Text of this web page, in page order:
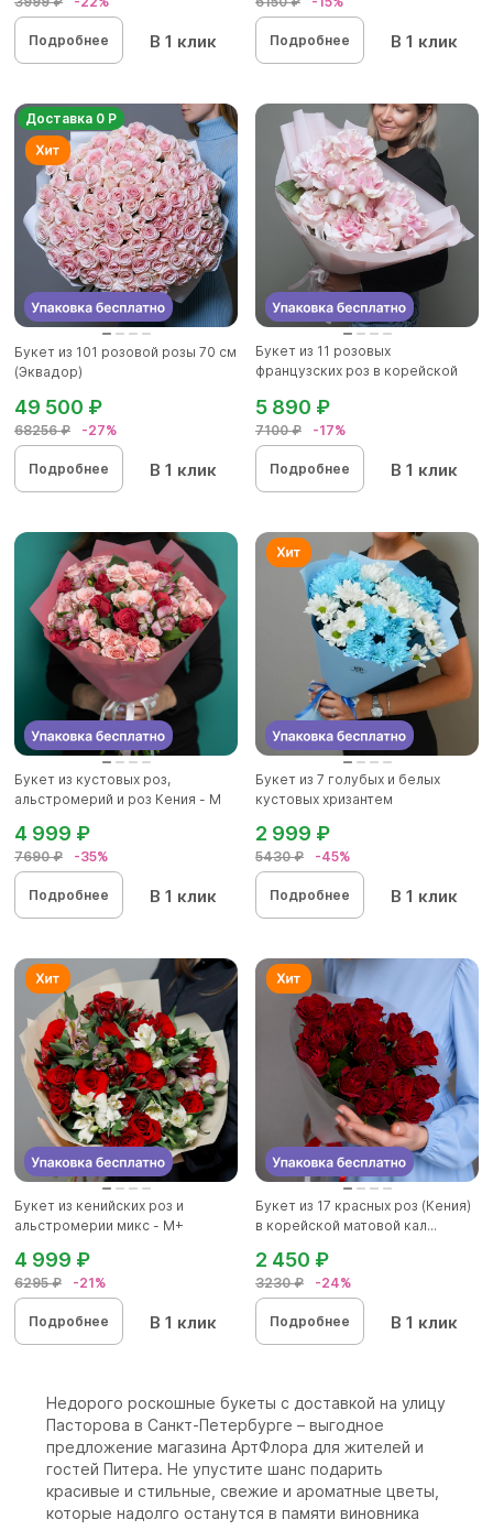
Подробнее В 1 клик Подробнее В 1 клик
Доставка 0 Р
Букет из 101 розовой розы 70 см
(Эквадор)
68256 ₽ -27%
49 500 ₽
Подробнее В 1 клик
Букет из 11 розовых
французских роз в корейской
7100 ₽ -17%
5 890 ₽
Подробнее В 1 клик
Букет из кустовых роз,
альстромерий и роз Кения - M
7690 ₽ -35%
4 999 ₽
Подробнее В 1 клик
Букет из 7 голубых и белых
кустовых хризантем
5430 ₽ -45%
2 999 ₽
Подробнее В 1 клик
Букет из кенийских роз и
альстромерии микс - М+
6295 ₽ -21%
4 999 ₽
Подробнее В 1 клик
Букет из 17 красных роз (Кения)
в корейской матовой кал...
3230 ₽ -24%
2 450 ₽
Подробнее В 1 клик
Недорого роскошные букеты с доставкой на улицу
Пасторова в Санкт-Петербурге – выгодное
предложение магазина АртФлора для жителей и
гостей Питера. Не упустите шанс подарить
красивые и стильные, свежие и ароматные цветы,
которые надолго останутся в памяти виновника